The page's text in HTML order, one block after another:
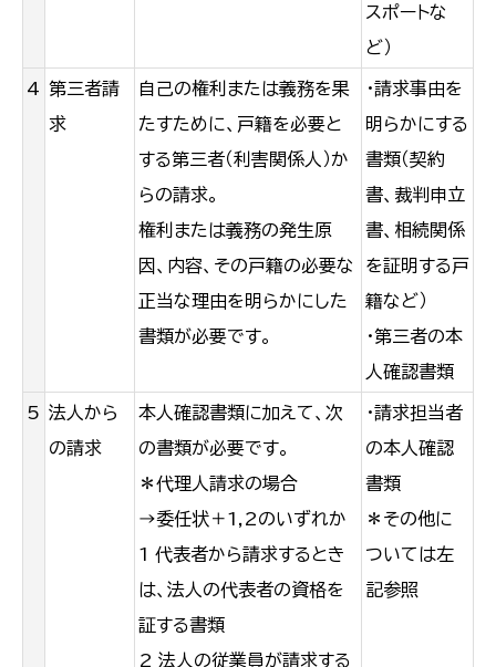
スポートな
ど）
4 第三者請
求
自己の権利または義務を果
たすために、戸籍を必要と
する第三者（利害関係人）か
らの請求。
権利または義務の発生原
因、内容、その戸籍の必要な
正当な理由を明らかにした
書類が必要です。
・請求事由を
明らかにする
書類（契約
書、裁判申立
書、相続関係
を証明する戸
籍など）
・第三者の本
人確認書類
5 法人から
の請求
本人確認書類に加えて、次
の書類が必要です。
＊代理人請求の場合
→委任状＋1,2のいずれか
1 代表者から請求するとき
は、法人の代表者の資格を
証する書類
2 法人の従業員が請求する
・請求担当者
の本人確認
書類
＊その他に
ついては左
記参照